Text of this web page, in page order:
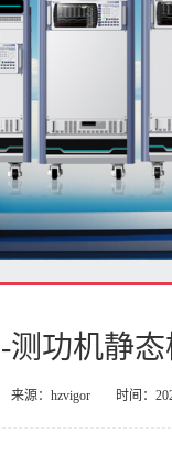
测功机静
来源：hzvigor 时间：